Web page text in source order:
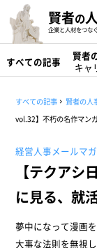
賢者の
企業と人材をつな
すべての記事
賢者
キャ
すべての記事 賢者の人
vol.32】不朽の名作マン
経営人事メールマ
【テクア
に見る、就
夢中になって漫画
大事な法則を無視